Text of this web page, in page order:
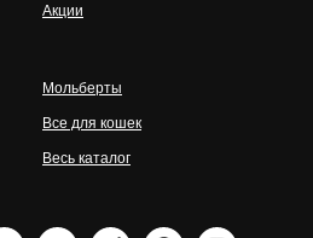
Акции
Мольберты
Все для кошек
Весь каталог